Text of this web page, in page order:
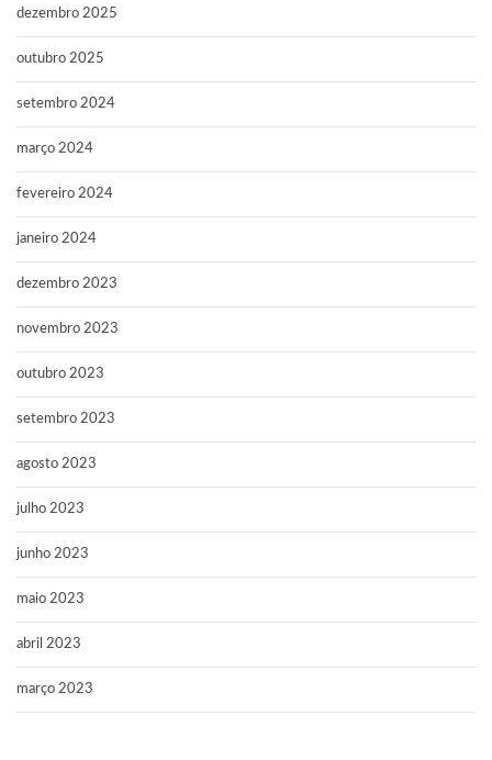
dezembro 2025
outubro 2025
setembro 2024
março 2024
fevereiro 2024
janeiro 2024
dezembro 2023
novembro 2023
outubro 2023
setembro 2023
agosto 2023
julho 2023
junho 2023
maio 2023
abril 2023
março 2023